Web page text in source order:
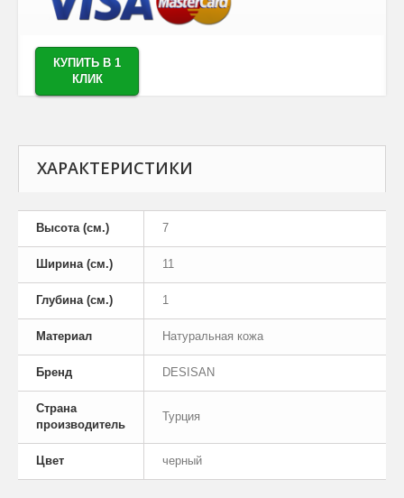
КУПИТЬ В 1
КЛИК
ХАРАКТЕРИСТИКИ
Высота (см.) 7
Ширина (см.) 11
Глубина (см.) 1
Материал Натуральная кожа
Бренд DESISAN
Страна
производитель
Турция
Цвет черный